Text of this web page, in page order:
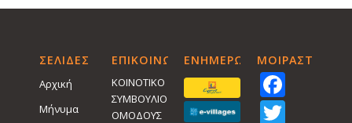
ΣΕΛΙΔΕΣ
Αρχική
Μήνυμα
ΕΠΙΚΟΙΝΩΝΙΑ
ΚΟΙΝΟΤΙΚΟ
ΣΥΜΒΟΥΛΙΟ
ΟΜΟΔΟΥΣ
ΕΝΗΜΕΡΩΤΙΚΑΜΟΙΡΑΣTEITE